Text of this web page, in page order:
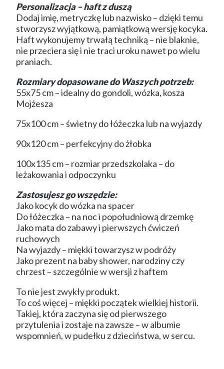
Personalizacja – haft z duszą
Dodaj imię, metryczkę lub nazwisko – dzięki temu
stworzysz wyjątkową, pamiątkową wersję kocyka.
Haft wykonujemy trwałą techniką – nie blaknie,
nie przeciera się i nie traci uroku nawet po wielu
praniach.
Rozmiary dopasowane do Waszych potrzeb:
55x75 cm – idealny do gondoli, wózka, kosza
Mojżesza
75x100 cm – świetny do łóżeczka lub na wyjazdy
90x120 cm – perfekcyjny do żłobka
100x135 cm – rozmiar przedszkolaka – do
leżakowania i odpoczynku
Zastosujesz go wszędzie:
Jako kocyk do wózka na spacer
Do łóżeczka – na noc i popołudniową drzemkę
Jako mata do zabawy i pierwszych ćwiczeń
ruchowych
Na wyjazdy – miękki towarzysz w podróży
Jako prezent na baby shower, narodziny czy
chrzest – szczególnie w wersji z haftem
To nie jest zwykły produkt.
To coś więcej – miękki początek wielkiej historii.
Takiej, która zaczyna się od pierwszego
przytulenia i zostaje na zawsze – w albumie
wspomnień, w pudełku z dzieciństwa, w sercu.